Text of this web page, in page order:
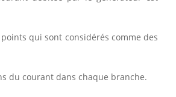
qui sont considérés comme des
du courant dans chaque branche.